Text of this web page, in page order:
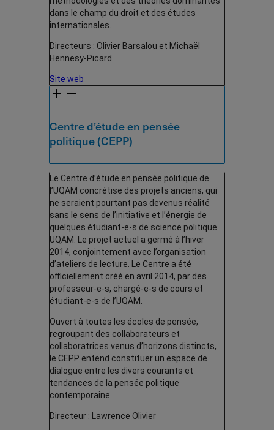
dans le champ du droit et des études
internationales.
Directeurs : Olivier Barsalou et Michaël
Hennesy-Picard
Site web
Centre d’étude en pensée
politique (CEPP)
Le Centre d’étude en pensée politique de
l’UQAM concrétise des projets anciens, qui
ne seraient pourtant pas devenus réalité
sans le sens de l’initiative et l’énergie de
quelques étudiant-e-s de science politique
UQAM. Le projet actuel a germé à l’hiver
2014, conjointement avec l’organisation
d’ateliers de lecture. Le Centre a été
officiellement créé en avril 2014, par des
professeur-e-s, chargé-e-s de cours et
étudiant-e-s de l’UQAM.
Ouvert à toutes les écoles de pensée,
regroupant des collaborateurs et
collaboratrices venus d’horizons distincts,
le CEPP entend constituer un espace de
dialogue entre les divers courants et
tendances de la pensée politique
contemporaine.
Directeur : Lawrence Olivier